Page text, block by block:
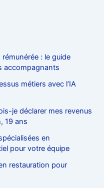
: le guide
accompagnants
métiers avec l’IA
je déclarer mes revenus
19 ans
en
pour votre équipe
restauration pour